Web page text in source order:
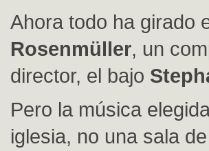
Ahora todo ha girado
Rosenmüller, un
director, el bajo
Pero la música
iglesia, no una sala